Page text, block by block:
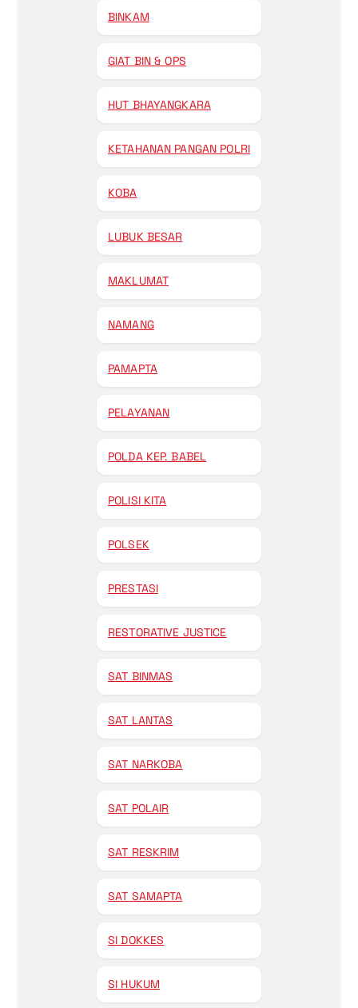
BINKAM
GIAT BIN & OPS
HUT BHAYANGKARA
KETAHANAN PANGAN POLRI
KOBA
LUBUK BESAR
MAKLUMAT
NAMANG
PAMAPTA
PELAYANAN
POLDA KEP. BABEL
POLISI KITA
POLSEK
PRESTASI
RESTORATIVE JUSTICE
SAT BINMAS
SAT LANTAS
SAT NARKOBA
SAT POLAIR
SAT RESKRIM
SAT SAMAPTA
SI DOKKES
SI HUKUM